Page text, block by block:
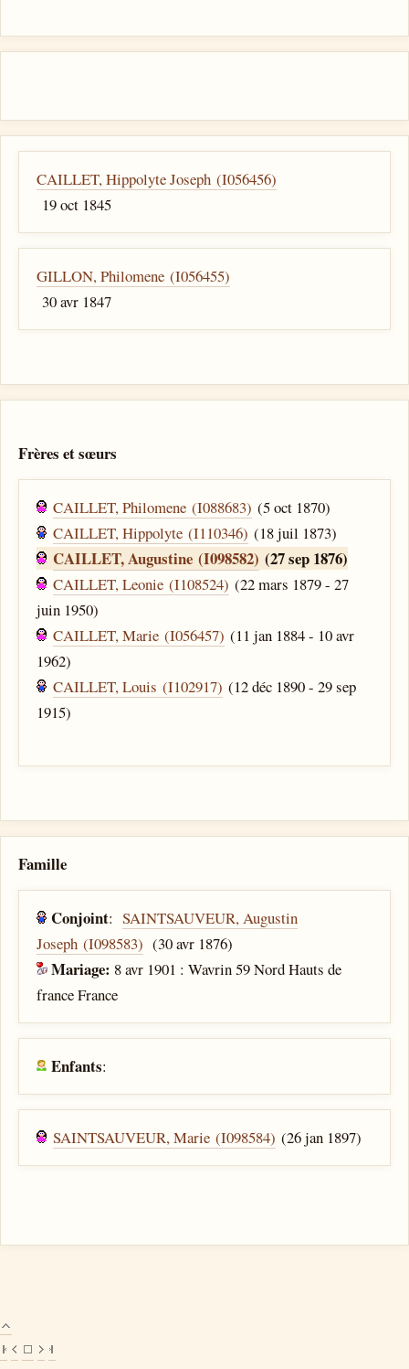
CAILLET, Hippolyte Joseph (I056456)
19 oct 1845
GILLON, Philomene (I056455)
30 avr 1847
Frères et sœurs
CAILLET, Philomene (I088683) (5 oct 1870)
CAILLET, Hippolyte (I110346) (18 juil 1873)
CAILLET, Augustine (I098582) (27 sep 1876)
CAILLET, Leonie (I108524) (22 mars 1879 - 27
juin 1950)
CAILLET, Marie (I056457) (11 jan 1884 - 10 avr
1962)
CAILLET, Louis (I102917) (12 déc 1890 - 29 sep
1915)
Famille
Conjoint:SAINTSAUVEUR, Augustin
Joseph (I098583) (30 avr 1876)
Mariage: 8 avr 1901 : Wavrin 59 Nord Hauts de
france France
Enfants:
SAINTSAUVEUR, Marie (I098584) (26 jan 1897)